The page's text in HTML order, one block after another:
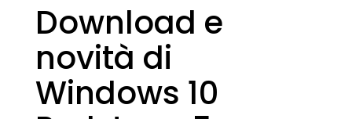
Download e
novità di
Windows 10